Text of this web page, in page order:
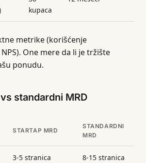
kupaca
metrike (korišćenje
One mere da li je tržište
ponudu.
standardni MRD
STARTAP MRD
STANDARDNI
MRD
3-5 stranica 8-15 stranica